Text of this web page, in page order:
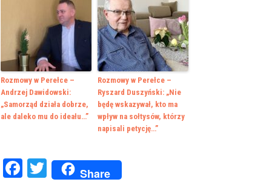
Rozmowy w Perełce –
Andrzej Dawidowski:
„Samorząd działa dobrze,
ale daleko mu do ideału…”
Rozmowy w Perełce –
Ryszard Duszyński: „Nie
będę wskazywał, kto ma
wpływ na sołtysów, którzy
napisali petycję…”
Facebook
Twitter
Share